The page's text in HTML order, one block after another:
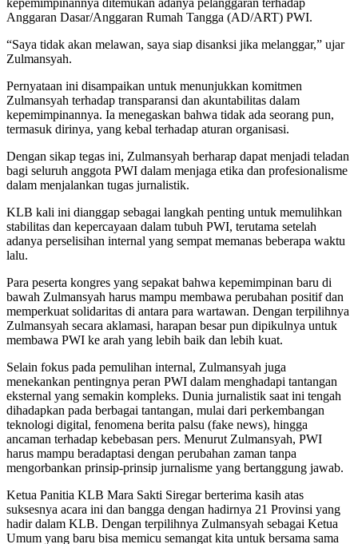
kepemimpinannya ditemukan adanya pelanggaran terhadap
Anggaran Dasar/Anggaran Rumah Tangga (AD/ART) PWI.
“Saya tidak akan melawan, saya siap disanksi jika melanggar,” ujar
Zulmansyah.
Pernyataan ini disampaikan untuk menunjukkan komitmen
Zulmansyah terhadap transparansi dan akuntabilitas dalam
kepemimpinannya. Ia menegaskan bahwa tidak ada seorang pun,
termasuk dirinya, yang kebal terhadap aturan organisasi.
Dengan sikap tegas ini, Zulmansyah berharap dapat menjadi teladan
bagi seluruh anggota PWI dalam menjaga etika dan profesionalisme
dalam menjalankan tugas jurnalistik.
KLB kali ini dianggap sebagai langkah penting untuk memulihkan
stabilitas dan kepercayaan dalam tubuh PWI, terutama setelah
adanya perselisihan internal yang sempat memanas beberapa waktu
lalu.
Para peserta kongres yang sepakat bahwa kepemimpinan baru di
bawah Zulmansyah harus mampu membawa perubahan positif dan
memperkuat solidaritas di antara para wartawan. Dengan terpilihnya
Zulmansyah secara aklamasi, harapan besar pun dipikulnya untuk
membawa PWI ke arah yang lebih baik dan lebih kuat.
Selain fokus pada pemulihan internal, Zulmansyah juga
menekankan pentingnya peran PWI dalam menghadapi tantangan
eksternal yang semakin kompleks. Dunia jurnalistik saat ini tengah
dihadapkan pada berbagai tantangan, mulai dari perkembangan
teknologi digital, fenomena berita palsu (fake news), hingga
ancaman terhadap kebebasan pers. Menurut Zulmansyah, PWI
harus mampu beradaptasi dengan perubahan zaman tanpa
mengorbankan prinsip-prinsip jurnalisme yang bertanggung jawab.
Ketua Panitia KLB Mara Sakti Siregar berterima kasih atas
suksesnya acara ini dan bangga dengan hadirnya 21 Provinsi yang
hadir dalam KLB. Dengan terpilihnya Zulmansyah sebagai Ketua
Umum yang baru bisa memicu semangat kita untuk bersama sama